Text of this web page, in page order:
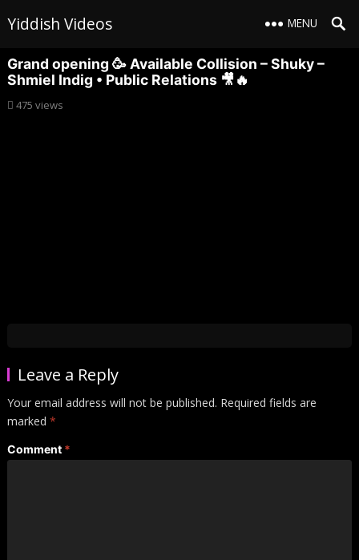
Yiddish Videos MENU
Grand opening 🥳 Available Collision – Shuky –
Shmiel Indig • Public Relations 🎥🔥
475 views
Leave a Reply
Your email address will not be published. Required fields are
marked *
Comment *